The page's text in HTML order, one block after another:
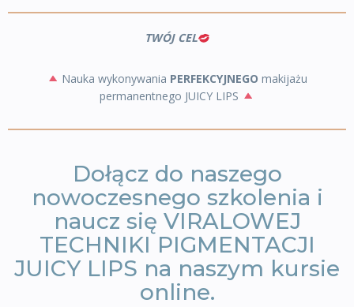
TWÓJ CEL
Nauka wykonywania PERFEKCYJNEGO makijażu
permanentnego JUICY LIPS
Dołącz do naszego
nowoczesnego szkolenia i
naucz się VIRALOWEJ
TECHNIKI PIGMENTACJI
JUICY LIPS na naszym kursie
online.